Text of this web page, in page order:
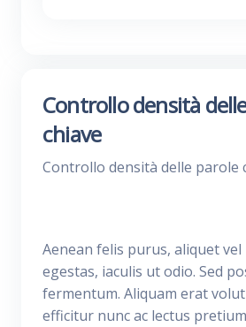
Controllo densità
chiave
Controllo densità delle parole
Aenean felis purus, aliquet vel
egestas, iaculis ut odio. Sed
fermentum. Aliquam erat
efficitur nunc ac lectus